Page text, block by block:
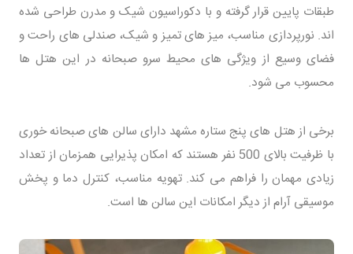
طبقات پایین قرار گرفته و با دکوراسیون شیک و مدرن طراحی شده
اند. نورپردازی مناسب، میز های تمیز و شیک، صندلی های راحت و
فضای وسیع از ویژگی های محیط سرو صبحانه در این هتل ها
محسوب می شود.
برخی از هتل های پنج ستاره مشهد دارای سالن های صبحانه خوری
با ظرفیت بالای 500 نفر هستند که امکان پذیرایی همزمان از تعداد
زیادی مهمان را فراهم می کند. تهویه مناسب، کنترل دما و پخش
موسیقی آرام از دیگر امکانات این سالن ها است.